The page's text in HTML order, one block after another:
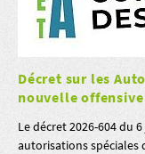
Décret sur les
nouvelle
Le décret 2026-604 du
autorisations spéciales